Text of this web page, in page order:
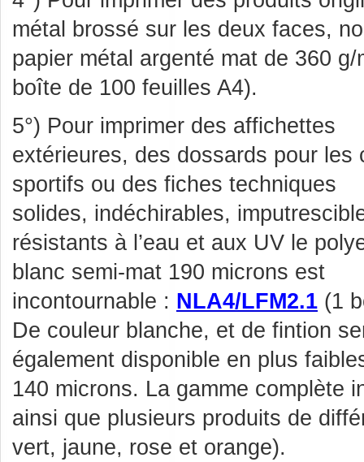
métal brossé sur les deux faces,
papier métal argenté mat de 360
boîte de 100 feuilles A4).
5°) Pour imprimer des affichettes
extérieures, des dossards pour les
sportifs ou des fiches techniques
solides, indéchirables,
résistants à l’eau et aux UV le
blanc semi-mat 190 microns est
incontournable : NLA4/LFM2.1 (1
De couleur blanche, et de fintion
également disponible en plus
140 microns. La gamme complète
ainsi que plusieurs produits de
vert, jaune, rose et orange).